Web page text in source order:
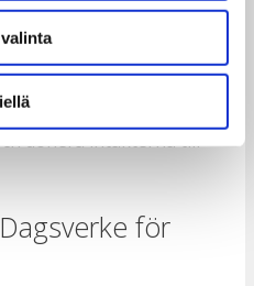
aktör som ni själv
även lokalt.
för före detta
Arrangera ett
donera intäkterna till
för